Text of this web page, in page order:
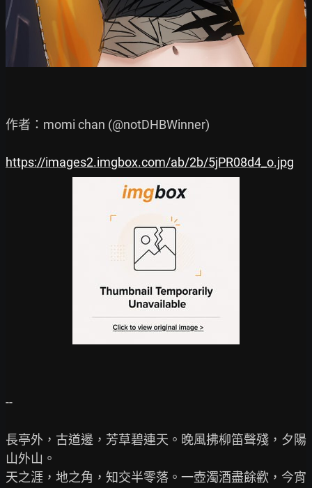
作者：momi chan (@notDHBWinner)
https://images2.imgbox.com/ab/2b/5jPR08d4_o.jpg
--
長亭外，古道邊，芳草碧連天。晚風拂柳笛聲殘，夕陽
山外山。
天之涯，地之角，知交半零落。一壺濁酒盡餘歡，今宵